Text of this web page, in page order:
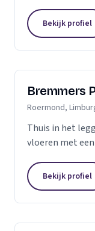
mogelijkheden
Bekijk profiel
Bremmers
Roermond,
Thuis in het
vloeren met
soorten laminaat
Bekijk profiel